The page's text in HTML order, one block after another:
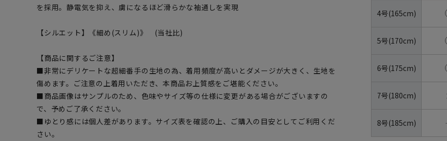
を採用。静電気を抑え、虜になるほど滑らかな袖通しを実現
【シルエット】《細め(スリム)》 (当社比)
【商品に関するご注意】
■非常にデリケートな超細番手の生地の為、着用頻度が高いとダメージが大きく、生地を
傷めます。ご注意の上着用いただき、本商品お上質感をご堪能ください。
■商品画像はサンプルのため、色味やサイズ等の仕様に変更がある場合がございますの
で、予めご了承ください。
■ゆとり感には個人差があります。サイズ表を確認の上、ご購入の目安としてご利用くだ
さい。
4号(165cm)
5号(170cm)
6号(175cm)
7号(180cm)
8号(185cm)